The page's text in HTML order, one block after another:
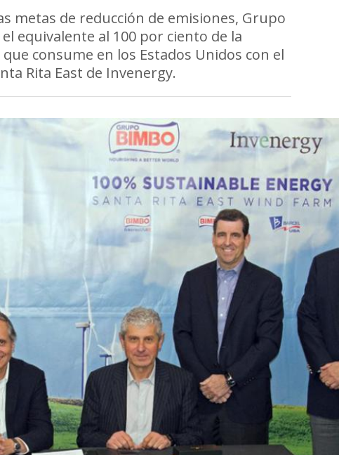
metas de reducción de emisiones, Grupo
equivalente al 100 por ciento de la
consume en los Estados Unidos con el
Rita East de Invenergy.